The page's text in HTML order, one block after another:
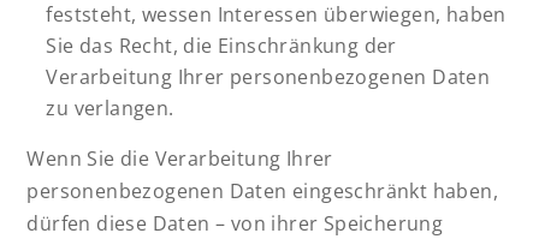
feststeht, wessen Interessen überwiegen, haben
Sie das Recht, die Einschränkung der
Verarbeitung Ihrer personenbezogenen Daten
zu verlangen.
Wenn Sie die Verarbeitung Ihrer
personenbezogenen Daten eingeschränkt haben,
dürfen diese Daten – von ihrer Speicherung